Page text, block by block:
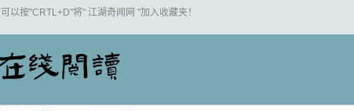
以按"CRTL+D"将" 江湖奇闻网 "加入收藏夹！